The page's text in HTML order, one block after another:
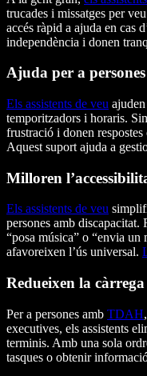
trucades i missatges per
accés ràpid a ajuda en cas
independència i donen
Ajuda per a
Els assistents de veu
temporitzadors i horaris.
frustració i donen
Aquest suport ajuda a
Milloren
Els assistents de veu
persones amb discapacitat.
“posa música” o “envia
afavoreixen l’ús universal.
Redueixen la
Per a persones amb TDAH
executives, els assistents
terminis. Amb una sola
tasques o obtenir